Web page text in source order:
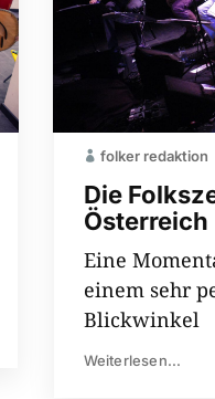
Die
Österreich
folker redaktion
Eine
einem sehr
Blickwinkel
Weiterlesen...